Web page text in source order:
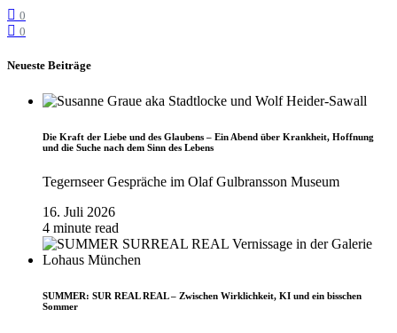
0
0
Neueste Beiträge
Die Kraft der Liebe und des Glaubens – Ein Abend über Krankheit, Hoffnung
und die Suche nach dem Sinn des Lebens
Tegernseer Gespräche im Olaf Gulbransson Museum
16. Juli 2026
4 minute read
SUMMER: SUR REAL REAL – Zwischen Wirklichkeit, KI und ein bisschen
Sommer